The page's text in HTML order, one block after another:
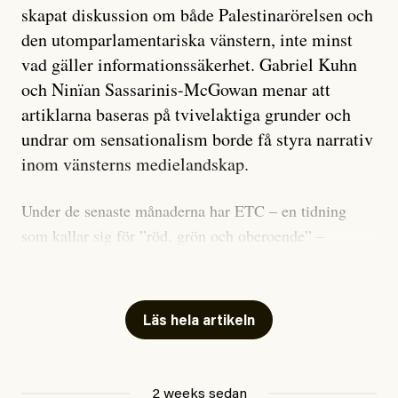
skapat diskussion om både Palestinarörelsen och
den utomparlamentariska vänstern, inte minst
vad gäller informationssäkerhet. Gabriel Kuhn
och Ninïan Sassarinis-McGowan menar att
artiklarna baseras på tvivelaktiga grunder och
undrar om sensationalism borde få styra narrativ
inom vänsterns medielandskap.
Under de senaste månaderna har ETC – en tidning
som kallar sig för ”röd, grön och oberoende” –
skriver för? Vad betyder det att vara en ”röd, grön och
oberoende” tidning? Och vad är egentligen bra
Läs hela artikeln
2 weeks sedan